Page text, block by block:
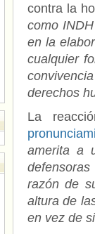
contra la
como
en la
cualquier
derechos
La
amerita a
razón de
altura de
en vez de